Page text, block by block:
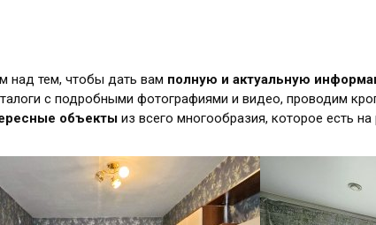
над тем, чтобы дать вам полную и актуальную
с подробными фотографиями и видео, проводим
объекты из всего многообразия, которое есть